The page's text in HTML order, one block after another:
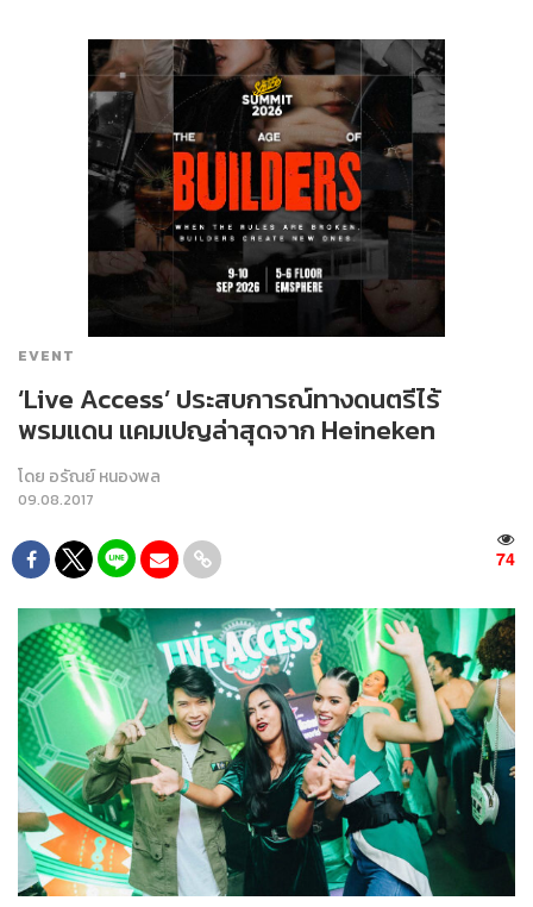
EVENT
‘Live Access’ ประสบการณ์ทางดนตรีไร้
พรมแดน แคมเปญล่าสุดจาก Heineken
โดย อรัณย์ หนองพล
09.08.2017
74